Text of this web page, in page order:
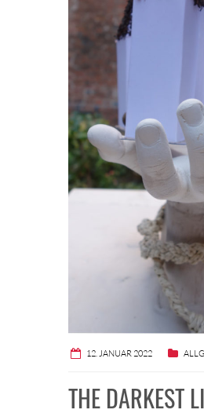
12. JANUAR 2022
THE DARKEST